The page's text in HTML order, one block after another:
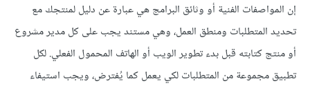
إن المواصفات الفنية أو وثائق البرامج هي عبارة عن دليل لمنتجك مع
تحديد المتطلبات ومنطق العمل، وهي مستند يجب على كل مدير مشروع
أو منتج كتابته قبل بدء تطوير الويب أو الهاتف المحمول الفعلي. لكل
تطبيق مجموعة من المتطلبات لكي يعمل كما يُفترض، ويجب استيفاء